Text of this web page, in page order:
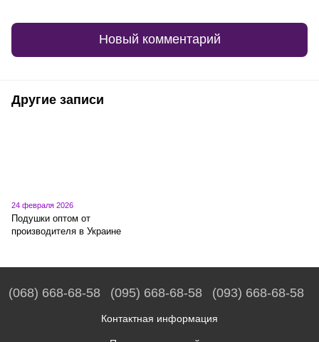
Новый комментарий
Другие записи
24 февраля 2026
Подушки оптом от
производителя в Украине
(068) 668-68-58 (095) 668-68-58 (093) 668-68-58
Контактная информация